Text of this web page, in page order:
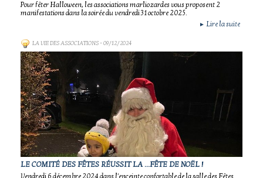
Pour fêter Halloween, les associations marliozardes vous proposent 2
manifestations dans la soirée du vendredi 31 octobre 2025.
► Lire la suite
LA VIE DES ASSOCIATIONS- 09/12/2024
LE COMITÉ DES FÊTES RÉUSSIT LA ...FÊTE DE NOËL !
Vendredi 6 décembre 2024 dans l'enceinte confortable de la salle des Fêtes